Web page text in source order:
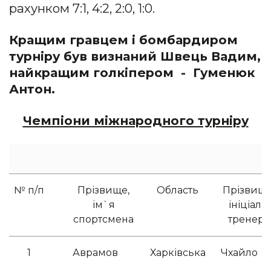
рахунком 7:1, 4:2, 2:0, 1:0.
Кращим гравцем і бомбардиром
турніру був визнаний Швець Вадим,
найкращим голкіпером - Гуменюк
Антон.
Чемпіони міжнародного турніру
№ п/п
Прізвище,
ім`я
спортсмена
Область
ініціали
тренера
1
Аврамов
Харківська
Чхайло